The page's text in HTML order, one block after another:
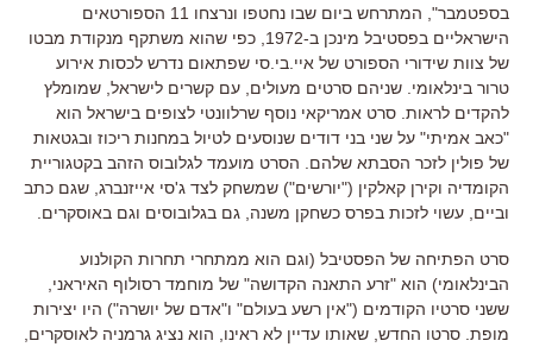
בספטמבר", המתרחש ביום שבו נחטפו ונרצחו 11 הספורטאים
הישראליים בפסטיבל מינכן ב-1972,
כפי שהוא משתקף מנקודת מבטו
של צוות שידורי הספורט של איי בי סי שפתאום נדרש לכסות אירוע
טרור בינלאומי שניהם סרטים מעולים עם קשרים לישראל שמומלץ
להקדים לראות סרט אמריקאי נוסף שרלוונטי לצופים בישראל הוא
"כאב אמיתי" על שני בני דודים שנוסעים לטיול במחנות ריכוז ובגטאות
של פולין לזכר הסבתא שלהם
הסרט מועמד לגלובוס הזהב בקטגוריית
הקומדיה וקירן קאלקין ("יורשים") שמשחק לצד ג'סי אייזנברג שגם כתב
וביים עשוי לזכות בפרס כשחקן משנה גם בגלובוסים וגם באוסקרים
סרט הפתיחה של הפסטיבל (וגם הוא ממתחרי תחרות הקולנוע
הבינלאומי) הוא "זרע התאנה הקדושה" של מוחמד רסולוף האיראני
ששני סרטיו הקודמים ("אין רשע בעולם" ו"אדם של יושרה") היו יצירות
מופת סרטו החדש שאותו עדיין לא ראינו הוא נציג גרמניה לאוסקרים